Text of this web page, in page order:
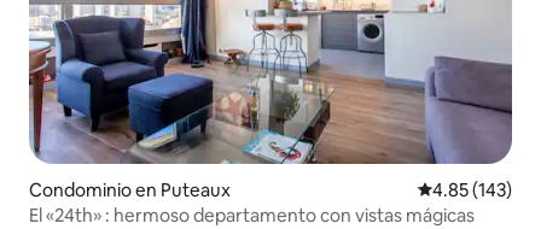
Condominio en Puteaux Calificación
4.85 (143)
El «24th» : hermoso departamento con vistas mágicas